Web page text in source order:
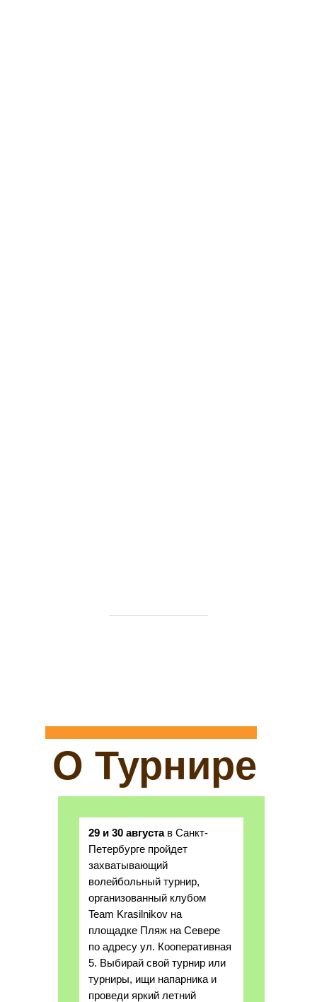
О Турнире
29 и 30 августав Санкт-
Петербурге пройдет
захватывающий
волейбольный турнир,
организованный клубом
Team Krasilnikov на
площадке Пляж на Севере
по адресу ул. Кооперативная
5. Выбирай свой турнир или
турниры, ищи напарника и
проведи яркий летний